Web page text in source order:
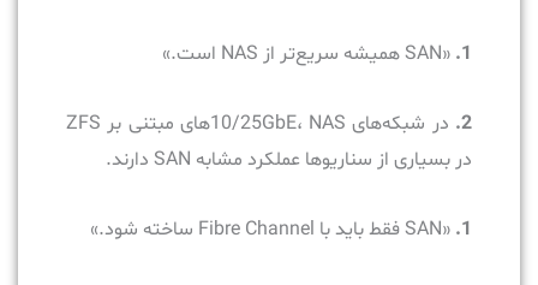
1. «SAN همیشه سریع‌تر از NAS است.»
2.
در شبکه‌های 10/25GbE، NASهای مبتنی بر ZFS
در بسیاری از سناریوها عملکرد مشابه SAN دارند.
1. «SAN فقط باید با Fibre Channel ساخته شود.»